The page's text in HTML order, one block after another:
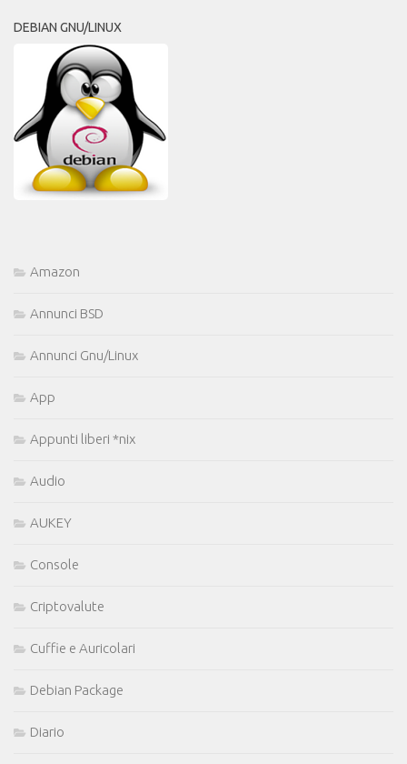
DEBIAN GNU/LINUX
Amazon
Annunci BSD
Annunci Gnu/Linux
App
Appunti liberi *nix
Audio
AUKEY
Console
Criptovalute
Cuffie e Auricolari
Debian Package
Diario